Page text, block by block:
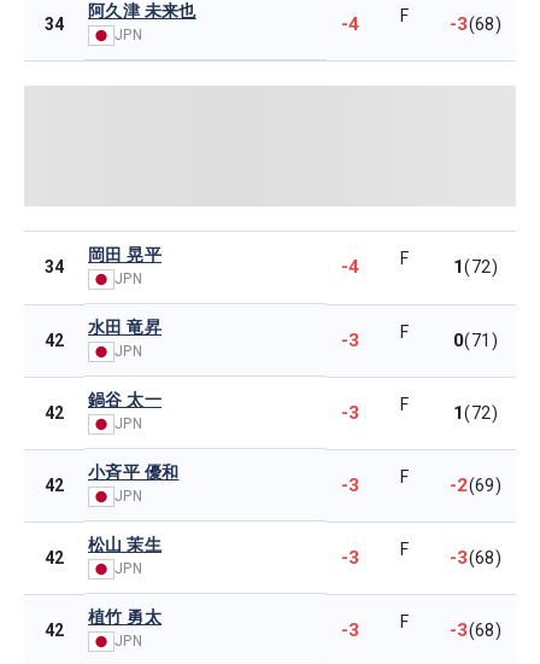
34
阿久津 未来也
JPN -4 F -3(68)
34
岡田 晃平
JPN
-4 F 1(72)
42
水田 竜昇
JPN -3 F 0(71)
42
鍋谷 太一
JPN -3 F 1(72)
42
小斉平 優和
JPN -3 F -2(69)
42
松山 茉生
JPN -3 F -3(68)
42
植竹 勇太
JPN -3 F -3(68)